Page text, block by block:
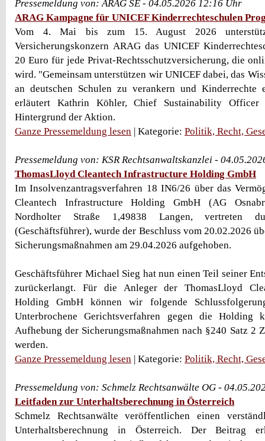
Pressemeldung von: ARAG SE - 04.05.2026 12:16 Uhr
ARAG Kampagne für UNICEF Kinderrechteschulen
Vom 4. Mai bis zum 15. August 2026
Versicherungskonzern ARAG das UNICEF
20 Euro für jede Privat-Rechtsschutzversicherung, die
wird. "Gemeinsam unterstützen wir UNICEF dabei, das
an deutschen Schulen zu verankern und Kinderrechte
erläutert Kathrin Köhler, Chief Sustainability
Hintergrund der Aktion.
Ganze Pressemeldung lesen | Kategorie: Politik, Recht,
Pressemeldung von: KSR Rechtsanwaltskanzlei -
ThomasLloyd Cleantech Infrastructure Holding GmbH
Im Insolvenzantragsverfahren 18 IN6/26 über das
Cleantech Infrastructure Holding GmbH (AG
Nordholter Straße 1,49838 Langen, vertreten
(Geschäftsführer), wurde der Beschluss vom 20.02.2026
Sicherungsmaßnahmen am 29.04.2026 aufgehoben.
Geschäftsführer Michael Sieg hat nun einen Teil seiner
zurückerlangt. Für die Anleger der ThomasLloyd
Holding GmbH können wir folgende
Unterbrochene Gerichtsverfahren gegen die Holding
Aufhebung der Sicherungsmaßnahmen nach §240 Satz 2
werden.
Ganze Pressemeldung lesen | Kategorie: Politik, Recht,
Pressemeldung von: Schmelz Rechtsanwälte OG -
Leitfaden zur Unterhaltsberechnung in Österreich
Schmelz Rechtsanwälte veröffentlichen einen
Unterhaltsberechnung in Österreich. Der Beitrag